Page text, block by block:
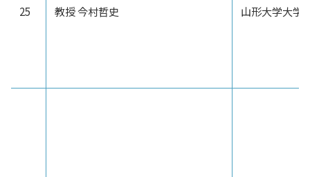
25 教授 今村哲史 山形大学大学